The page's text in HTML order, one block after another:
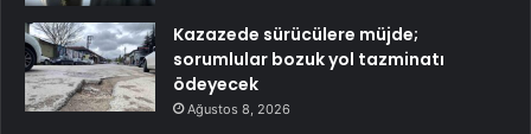
Kazazede sürücülere müjde;
sorumlular bozuk yol tazminatı
ödeyecek
Ağustos 8, 2026